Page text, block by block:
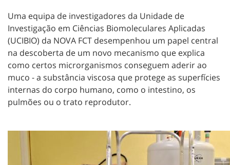
Uma equipa de investigadores da Unidade de
Investigação em Ciências Biomoleculares Aplicadas
(UCIBIO) da NOVA FCT desempenhou um papel central
na descoberta de um novo mecanismo que explica
como certos microrganismos conseguem aderir ao
muco - a substância viscosa que protege as superfícies
internas do corpo humano, como o intestino, os
pulmões ou o trato reprodutor.